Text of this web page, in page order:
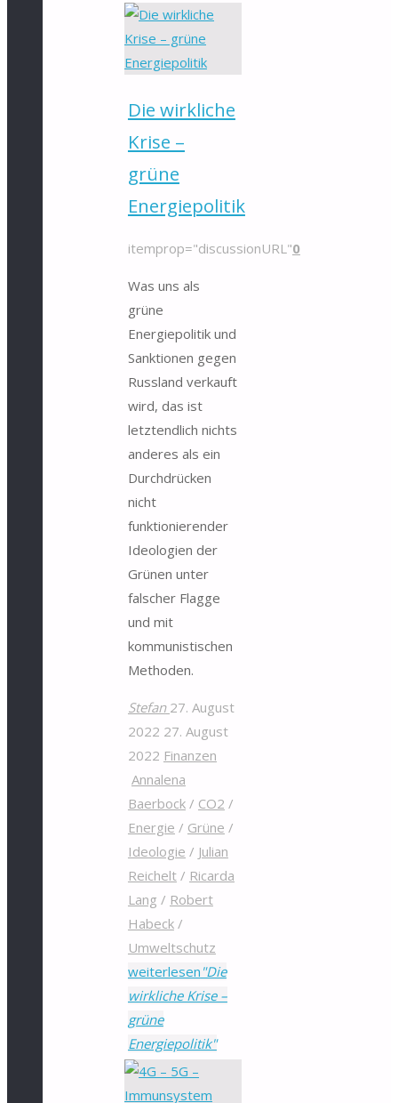
Die wirkliche
Krise –
grüne
Energiepolitik
itemprop="discussionURL"0
Was uns als
grüne
Energiepolitik und
Sanktionen gegen
Russland verkauft
wird, das ist
letztendlich nichts
anderes als ein
Durchdrücken
nicht
funktionierender
Ideologien der
Grünen unter
falscher Flagge
und mit
kommunistischen
Methoden.
Stefan 27. August
2022 27. August
2022 Finanzen
Annalena
Baerbock/ CO2 /
Energie / Grüne /
Ideologie / Julian
Reichelt/ Ricarda
Lang / Robert
Habeck/
Umweltschutz
weiterlesen "Die
wirkliche Krise –
grüne
Energiepolitik"